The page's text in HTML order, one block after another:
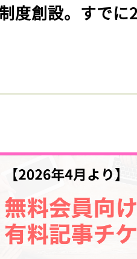
度創設。すでに